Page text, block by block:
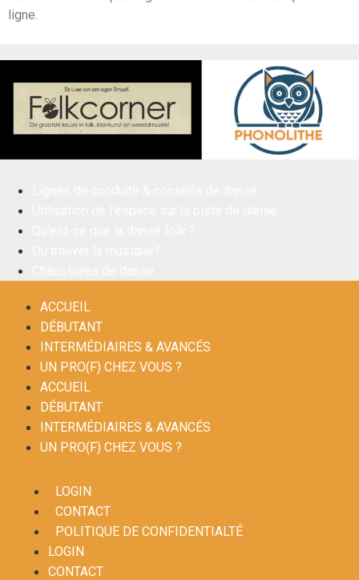
ligne.
ACCUEIL
DÉBUTANT
INTERMÉDIAIRES & AVANCÉS
UN PRO(F) CHEZ VOUS ?
ACCUEIL
DÉBUTANT
INTERMÉDIAIRES & AVANCÉS
UN PRO(F) CHEZ VOUS ?
LOGIN
CONTACT
POLITIQUE DE CONFIDENTIALTÉ
LOGIN
CONTACT